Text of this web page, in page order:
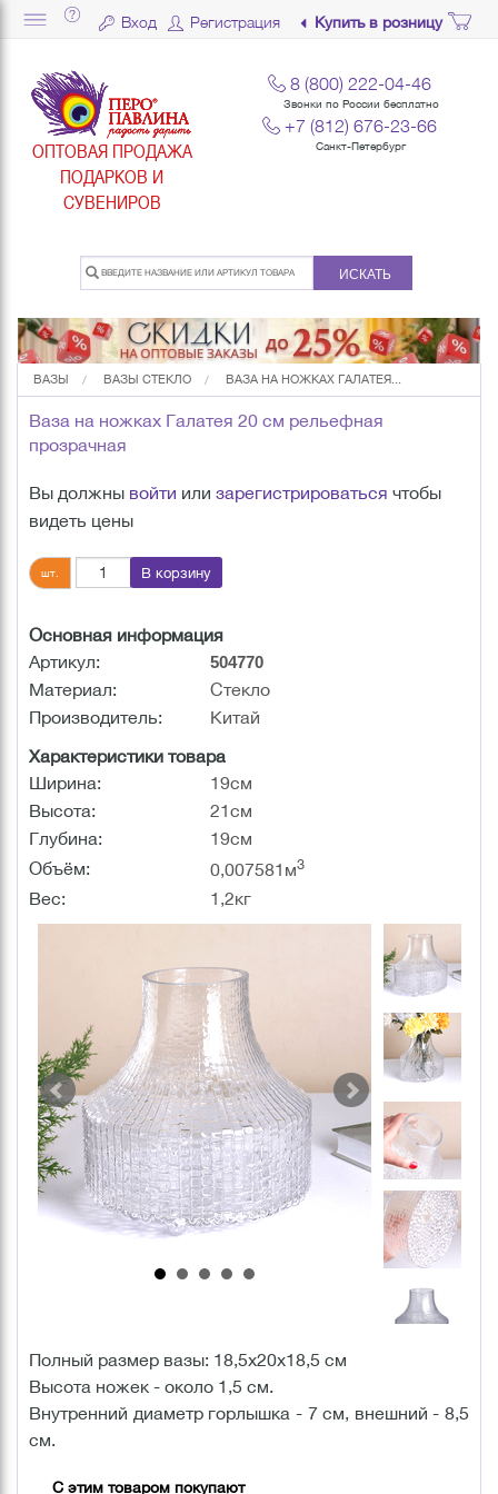
Вход Регистрация Купить в розницу
ОПТОВАЯ ПРОДАЖА
ПОДАРКОВ И
СУВЕНИРОВ
8 (800) 222-04-46
Звонки по России бесплатно
+7 (812) 676-23-66
Санкт-Петербург
ИСКАТЬ
ВАЗЫ ВАЗЫ СТЕКЛО ВАЗА НА НОЖКАХ ГАЛАТЕЯ...
Ваза на ножках Галатея 20 см рельефная
прозрачная
Вы должны войти или зарегистрироваться чтобы
видеть цены
шт. В корзину
Основная информация
Артикул:
504770
Материал:
Стекло
Производитель:
Китай
Характеристики товара
Ширина:
19см
Высота:
21см
Глубина:
19см
Объём:
0,007581м3
Вес: 1,2кг
Полный размер вазы: 18,5х20х18,5 см
Высота ножек - около 1,5 см.
Внутренний диаметр горлышка - 7 см, внешний - 8,5
см.
С этим товаром покупают